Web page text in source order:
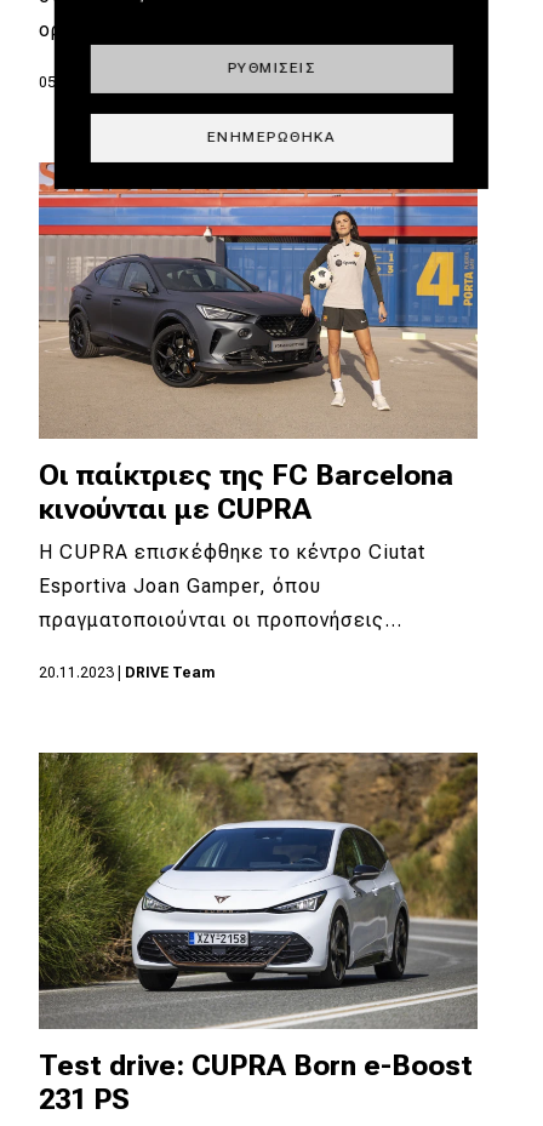
ορισμένων ηλεκτρικών…
05.12.2023
Οι παίκτριες της FC Barcelona
κινούνται με CUPRA
Η CUPRA επισκέφθηκε το κέντρο Ciutat
Esportiva Joan Gamper, όπου
πραγματοποιούνται οι προπονήσεις…
20.11.2023 DRIVE Team
Test drive: CUPRA Born e-Boost
231 PS
ΡΥΘΜΊΣΕΙΣ
ΕΝΗΜΕΡΏΘΗΚΑ